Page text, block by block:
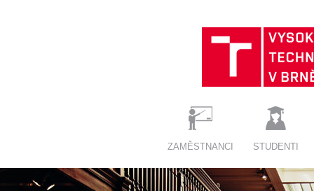
ZAMĚSTNANCI STUDENTI